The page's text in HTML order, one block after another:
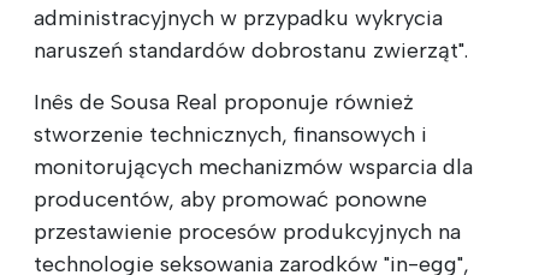
administracyjnych w przypadku wykrycia
naruszeń standardów dobrostanu zwierząt".
Inês de Sousa Real proponuje również
stworzenie technicznych, finansowych i
monitorujących mechanizmów wsparcia dla
producentów, aby promować ponowne
przestawienie procesów produkcyjnych na
technologie seksowania zarodków "in-egg",